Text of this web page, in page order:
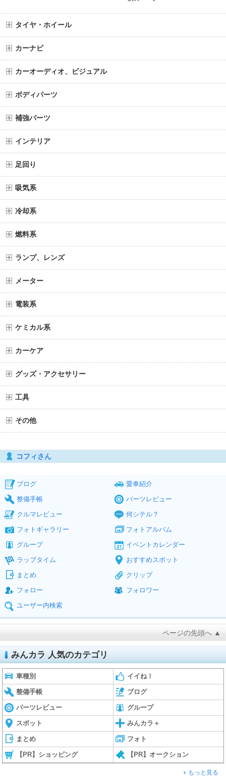
タイヤ・ホイール
カーナビ
カーオーディオ、ビジュアル
ボディパーツ
補強パーツ
インテリア
足回り
吸気系
冷却系
燃料系
ランプ、レンズ
メーター
電装系
ケミカル系
カーケア
グッズ・アクセサリー
工具
その他
コフィさん
ブログ
愛車紹介
整備手帳
パーツレビュー
クルマレビュー
何シテル？
フォトギャラリー
フォトアルバム
グループ
イベントカレンダー
ラップタイム
おすすめスポット
まとめ
クリップ
フォロー
フォロワー
ユーザー内検索
ページの先頭へ ▲
みんカラ 人気のカテゴリ
車種別 イイね！
整備手帳 ブログ
パーツレビュー グループ
スポット みんカラ＋
まとめ フォト
【PR】ショッピング 【PR】オークション
もっと見る